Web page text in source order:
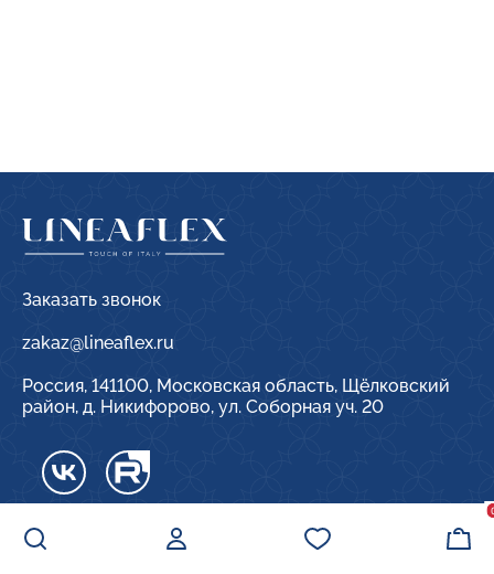
Заказать звонок
zakaz@lineaflex.ru
Россия, 141100, Московская область, Щёлковский
район, д. Никифорово, ул. Соборная уч. 20